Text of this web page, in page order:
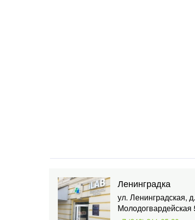
Ленинградка
ул. Ленинградская,
Молодогвардейская